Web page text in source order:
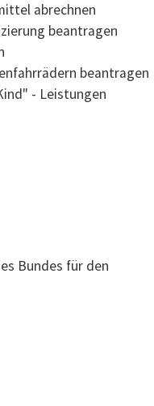
abrechnen
beantragen
beantragen
- Leistungen
Bundes für den